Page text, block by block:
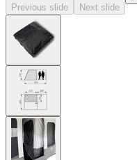
Previous slide Next slide